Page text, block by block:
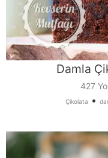
Damla
427
Çikolata •